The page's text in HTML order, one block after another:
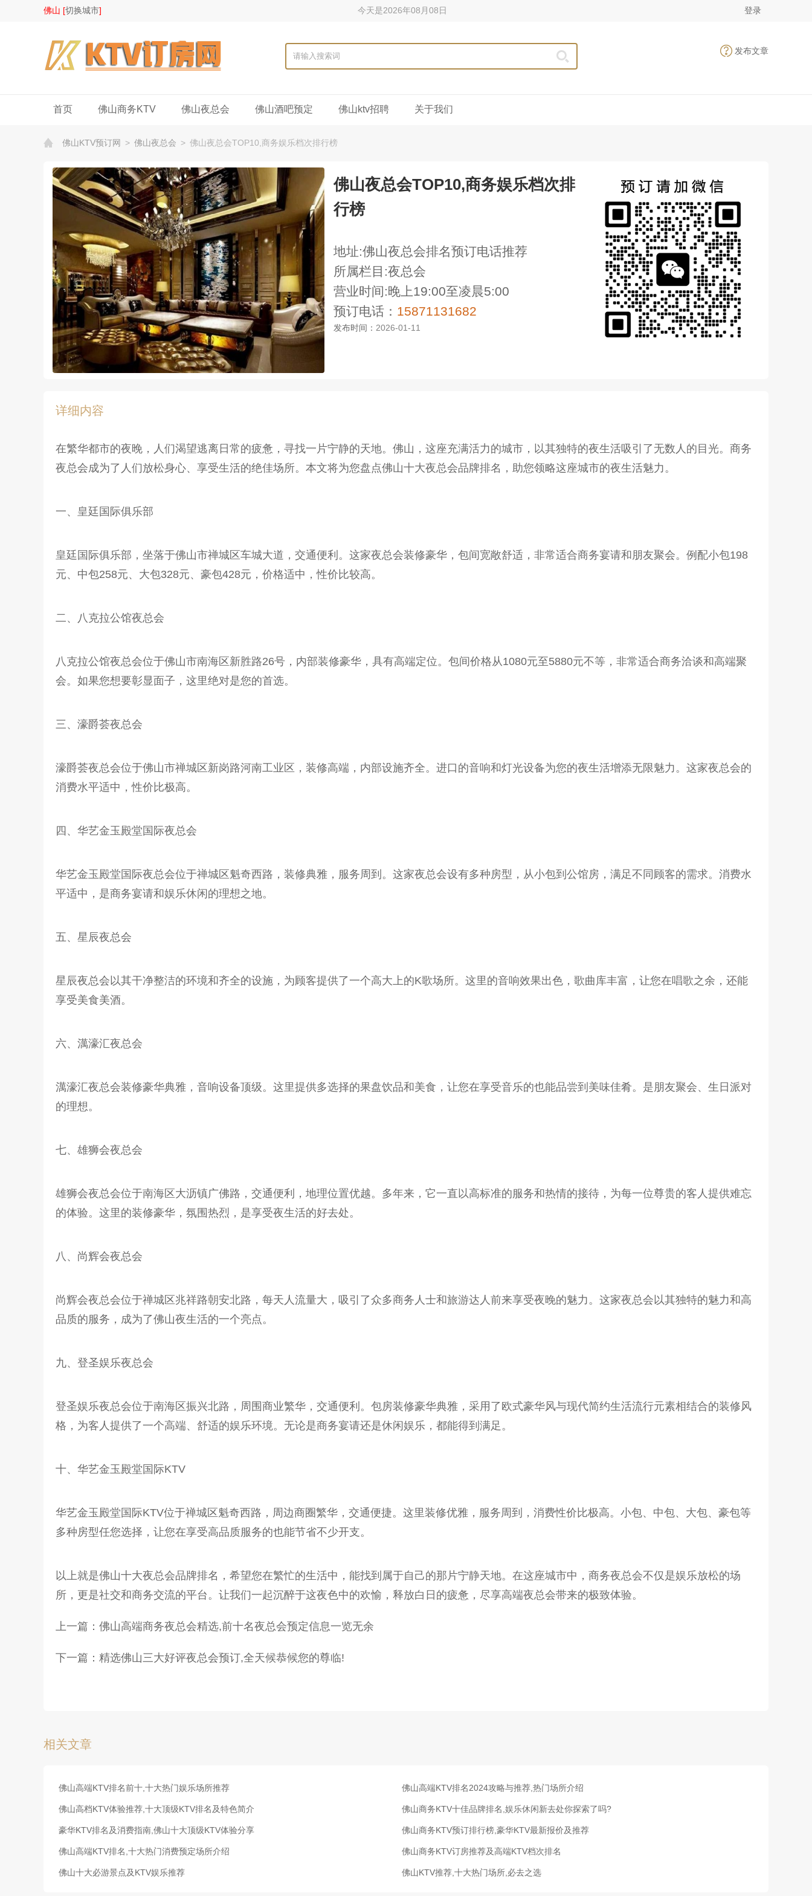
佛山 [切换城市] 今天是2026年08月08日 登录
发布文章
首页 佛山商务KTV 佛山夜总会 佛山酒吧预定 佛山ktv招聘 关于我们
佛山KTV预订网 > 佛山夜总会 > 佛山夜总会TOP10,商务娱乐档次排行榜
佛山夜总会TOP10,商务娱乐档次排
行榜
地址:佛山夜总会排名预订电话推荐
所属栏目:夜总会
营业时间:晚上19:00至凌晨5:00
预订电话： 15871131682
发布时间： 2026-01-11
详细内容
在繁华都市的夜晚，人们渴望逃离日常的疲惫，寻找一片宁静的天地。佛山，这座充满活力的城市，以其独特的夜生活吸引了无数人的目光。商务
夜总会成为了人们放松身心、享受生活的绝佳场所。本文将为您盘点佛山十大夜总会品牌排名，助您领略这座城市的夜生活魅力。
一、皇廷国际俱乐部
皇廷国际俱乐部，坐落于佛山市禅城区车城大道，交通便利。这家夜总会装修豪华，包间宽敞舒适，非常适合商务宴请和朋友聚会。例配小包198
元、中包258元、大包328元、豪包428元，价格适中，性价比较高。
二、八克拉公馆夜总会
八克拉公馆夜总会位于佛山市南海区新胜路26号，内部装修豪华，具有高端定位。包间价格从1080元至5880元不等，非常适合商务洽谈和高端聚
会。如果您想要彰显面子，这里绝对是您的首选。
三、濠爵荟夜总会
濠爵荟夜总会位于佛山市禅城区新岗路河南工业区，装修高端，内部设施齐全。进口的音响和灯光设备为您的夜生活增添无限魅力。这家夜总会的
消费水平适中，性价比极高。
四、华艺金玉殿堂国际夜总会
华艺金玉殿堂国际夜总会位于禅城区魁奇西路，装修典雅，服务周到。这家夜总会设有多种房型，从小包到公馆房，满足不同顾客的需求。消费水
平适中，是商务宴请和娱乐休闲的理想之地。
五、星辰夜总会
星辰夜总会以其干净整洁的环境和齐全的设施，为顾客提供了一个高大上的K歌场所。这里的音响效果出色，歌曲库丰富，让您在唱歌之余，还能
享受美食美酒。
六、澫濠汇夜总会
澫濠汇夜总会装修豪华典雅，音响设备顶级。这里提供多选择的果盘饮品和美食，让您在享受音乐的也能品尝到美味佳肴。是朋友聚会、生日派对
的理想。
七、雄狮会夜总会
雄狮会夜总会位于南海区大沥镇广佛路，交通便利，地理位置优越。多年来，它一直以高标准的服务和热情的接待，为每一位尊贵的客人提供难忘
的体验。这里的装修豪华，氛围热烈，是享受夜生活的好去处。
八、尚辉会夜总会
尚辉会夜总会位于禅城区兆祥路朝安北路，每天人流量大，吸引了众多商务人士和旅游达人前来享受夜晚的魅力。这家夜总会以其独特的魅力和高
品质的服务，成为了佛山夜生活的一个亮点。
九、登圣娱乐夜总会
登圣娱乐夜总会位于南海区振兴北路，周围商业繁华，交通便利。包房装修豪华典雅，采用了欧式豪华风与现代简约生活流行元素相结合的装修风
格，为客人提供了一个高端、舒适的娱乐环境。无论是商务宴请还是休闲娱乐，都能得到满足。
十、华艺金玉殿堂国际KTV
华艺金玉殿堂国际KTV位于禅城区魁奇西路，周边商圈繁华，交通便捷。这里装修优雅，服务周到，消费性价比极高。小包、中包、大包、豪包等
多种房型任您选择，让您在享受高品质服务的也能节省不少开支。
以上就是佛山十大夜总会品牌排名，希望您在繁忙的生活中，能找到属于自己的那片宁静天地。在这座城市中，商务夜总会不仅是娱乐放松的场
所，更是社交和商务交流的平台。让我们一起沉醉于这夜色中的欢愉，释放白日的疲惫，尽享高端夜总会带来的极致体验。
上一篇： 佛山高端商务夜总会精选,前十名夜总会预定信息一览无余
下一篇： 精选佛山三大好评夜总会预订,全天候恭候您的尊临!
相关文章
佛山高端KTV排名前十,十大热门娱乐场所推荐 佛山高端KTV排名2024攻略与推荐,热门场所介绍
佛山高档KTV体验推荐,十大顶级KTV排名及特色简介 佛山商务KTV十佳品牌排名,娱乐休闲新去处你探索了吗?
豪华KTV排名及消费指南,佛山十大顶级KTV体验分享 佛山商务KTV预订排行榜,豪华KTV最新报价及推荐
佛山高端KTV排名,十大热门消费预定场所介绍 佛山商务KTV订房推荐及高端KTV档次排名
佛山十大必游景点及KTV娱乐推荐 佛山KTV推荐,十大热门场所,必去之选